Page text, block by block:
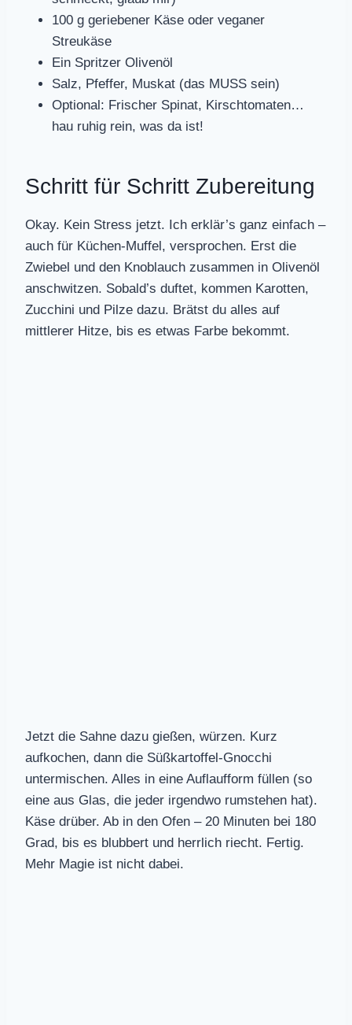
100 g geriebener Käse oder veganer
Streukäse
Ein Spritzer Olivenöl
Salz, Pfeffer, Muskat (das MUSS sein)
Optional: Frischer Spinat, Kirschtomaten…
hau ruhig rein, was da ist!
Schritt für Schritt Zubereitung
Okay. Kein Stress jetzt. Ich erklär’s ganz einfach –
auch für Küchen-Muffel, versprochen. Erst die
Zwiebel und den Knoblauch zusammen in Olivenöl
anschwitzen. Sobald’s duftet, kommen Karotten,
Zucchini und Pilze dazu. Brätst du alles auf
mittlerer Hitze, bis es etwas Farbe bekommt.
Jetzt die Sahne dazu gießen, würzen. Kurz
aufkochen, dann die Süßkartoffel-Gnocchi
untermischen. Alles in eine Auflaufform füllen (so
eine aus Glas, die jeder irgendwo rumstehen hat).
Käse drüber. Ab in den Ofen – 20 Minuten bei 180
Grad, bis es blubbert und herrlich riecht. Fertig.
Mehr Magie ist nicht dabei.